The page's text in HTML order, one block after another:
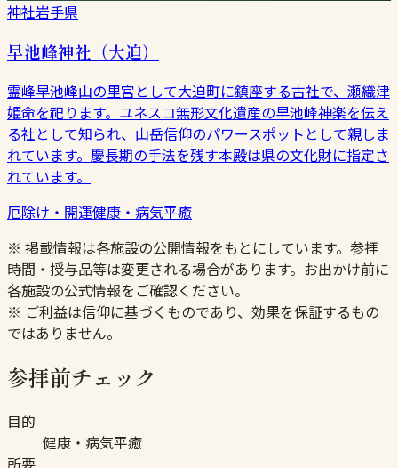
神社岩手県
早池峰神社（大迫）
霊峰早池峰山の里宮として大迫町に鎮座する古社で、瀬織津
姫命を祀ります。ユネスコ無形文化遺産の早池峰神楽を伝え
る社として知られ、山岳信仰のパワースポットとして親しま
れています。慶長期の手法を残す本殿は県の文化財に指定さ
れています。
厄除け・開運健康・病気平癒
※ 掲載情報は各施設の公開情報をもとにしています。参拝
時間・授与品等は変更される場合があります。お出かけ前に
各施設の公式情報をご確認ください。
※ ご利益は信仰に基づくものであり、効果を保証するもの
ではありません。
参拝前チェック
目的
健康・病気平癒
所要